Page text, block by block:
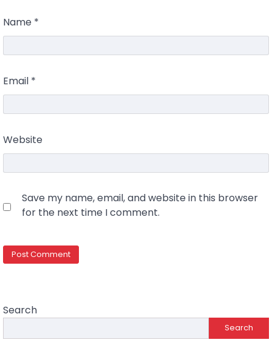
Name *
Email *
Website
Save my name, email, and website in this browser
for the next time I comment.
Search
Search